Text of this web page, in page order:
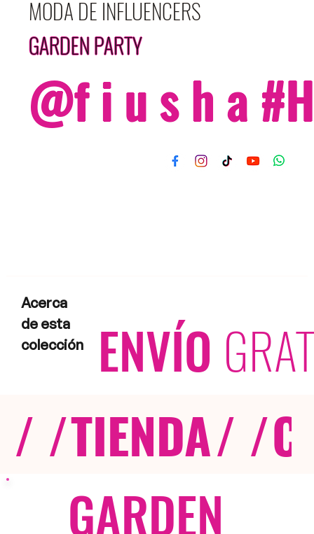
MODA DE INFLUENCERS
GARDEN PARTY
@f i u s h a
Acerca
de esta
colección
ENVÍO
/ /TIENDA/ /
GARDEN